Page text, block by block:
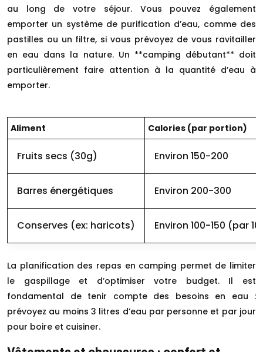
au long de votre séjour. Vous pouvez également
emporter un système de purification d’eau, comme des
pastilles ou un filtre, si vous prévoyez de vous ravitailler
en eau dans la nature. Un **camping débutant** doit
particulièrement faire attention à la quantité d’eau à
emporter.
Aliment Calories (par portion)
Fruits secs (30g) Environ 150-200
Barres énergétiques Environ 200-300
Conserves (ex: haricots) Environ 100-150 (par
La planification des repas en camping permet de limiter
le gaspillage et d’optimiser votre budget. Il est
fondamental de tenir compte des besoins en eau :
prévoyez au moins 3 litres d’eau par personne et par jour
pour boire et cuisiner.